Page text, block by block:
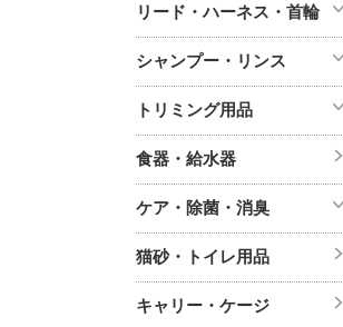
リード・ハーネス・首輪
シャンプー・リンス
トリミング用品
食器・給水器
ケア・除菌・消臭
猫砂・トイレ用品
キャリー・ケージ